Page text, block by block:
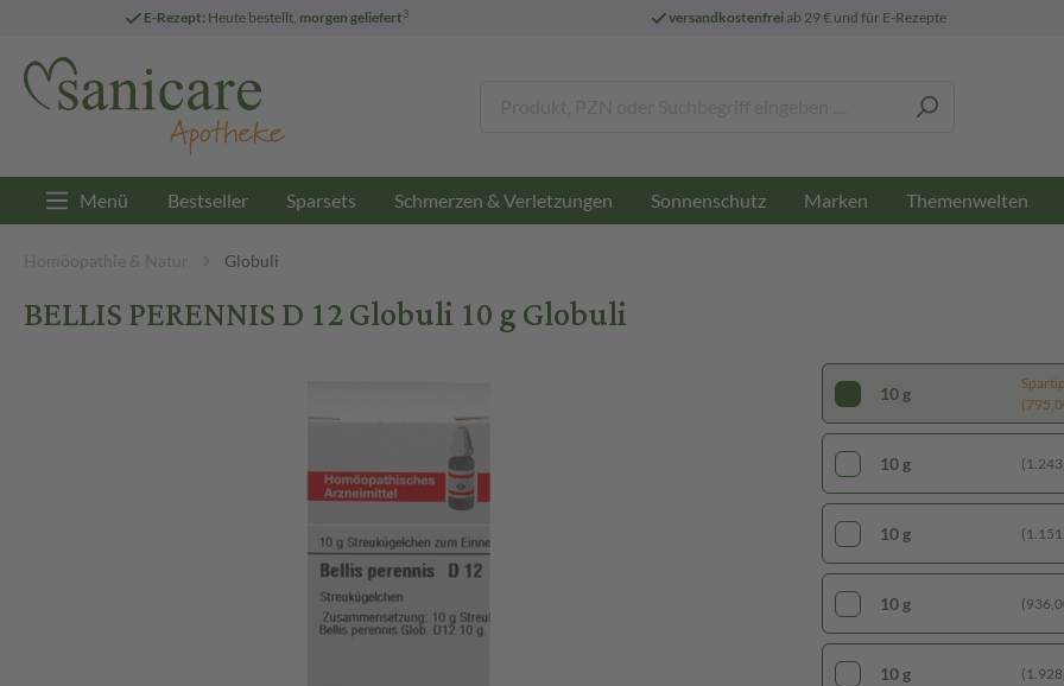
E-Rezept: Heute bestellt, morgen geliefert3 versandkostenfreiab 29 € und für E-Rezepte
Menü Bestseller Sparsets Schmerzen & Verletzungen Sonnenschutz Marken Themenwelten
Homöopathie & Natur Globuli
BELLIS PERENNIS D 12 Globuli 10 g Globuli
10 g
10 g
10 g
10 g
10 g